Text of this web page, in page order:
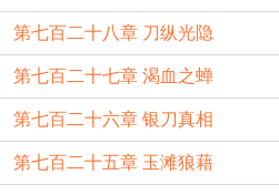
第七百二十八章 刀纵光隐
第七百二十七章 渴血之蝉
第七百二十六章 银刀真相
第七百二十五章 玉滩狼藉